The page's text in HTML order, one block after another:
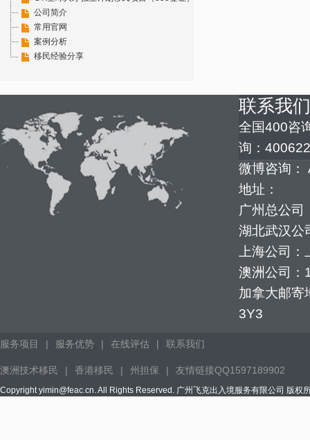
公司简介
常用官网
案例分析
移民经验分享
联系我们
全国400咨
询：
微博咨询：
地址：
广州总公
湖北武汉公
上海公司
澳洲公司：
加拿大邮寄
3Y3
服务项目 | 服务优势 | 在线评估 | 联系我们
澳洲技术移民 | 香港移民 | 州担保 | 友情链接QQ1597189902
Copyright yimin@feac.cn. All Rights Reserved. 广州飞克出入境服务有限公司 版权